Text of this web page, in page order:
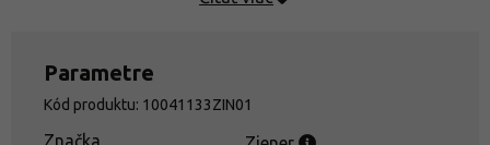
elastická vsadka vzadu
pripevnené vnútorné kraťasy s
Stretchlátka pre slobodu pohybu
Parametre
Kód produktu: 10041133ZIN01
Značka